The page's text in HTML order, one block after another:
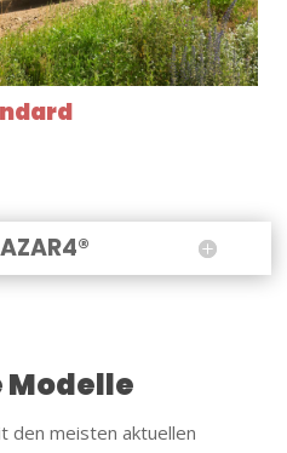
den meisten aktuellen